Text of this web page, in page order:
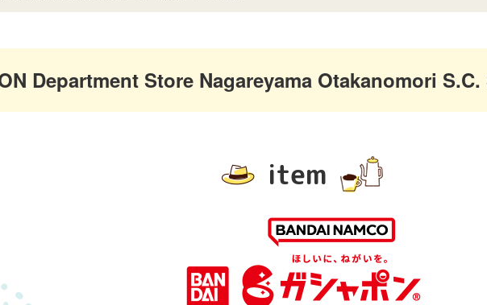
Department Store Nagareyama Otakanomori
item